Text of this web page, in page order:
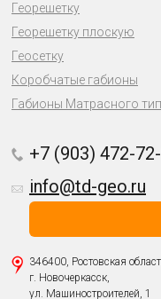
Георешетку
Георешетку плоскую
Геосетку
Коробчатые габионы
Габионы Матрасного
+7 (903) 472-
info@td-geo.ru
346400, Ростовская
г. Новочеркасск,
ул. Машиностроителей, 1